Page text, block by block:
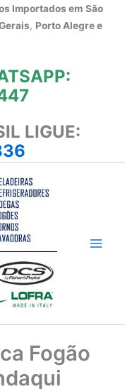
Importados em São
, Porto Alegre e
LIGUE:
Fogão